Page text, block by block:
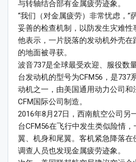
与转轴结合部有金属疲劳迹象。
“我们（对金属疲劳）非常忧虑，”
妥善的检查机制，以防发生灾难性
他表示，一片脱落的发动机外壳在
的地面被寻获。
波音737是全球最受欢迎、服役数
台发动机的型号为CFM56，是737
动机之一，由美国通用动力公司和
CFM国际公司制造。
2016年8月27日，西南航空公司另
台CFM56在飞行中发生类似险情
翼、机身和尾翼。客机紧急降落在
调查人员也发现金属疲劳迹象。